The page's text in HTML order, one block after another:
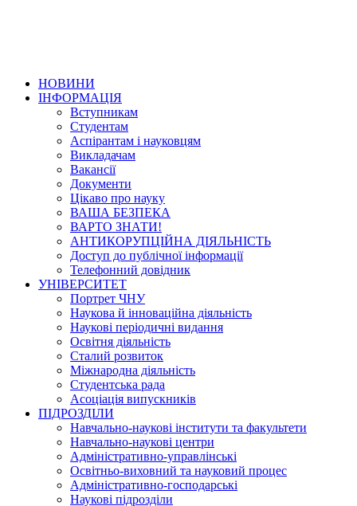
НОВИНИ
ІНФОРМАЦІЯ
Вступникам
Студентам
Аспірантам і науковцям
Викладачам
Вакансії
Документи
Цікаво про науку
ВАША БЕЗПЕКА
ВАРТО ЗНАТИ!
АНТИКОРУПЦІЙНА ДІЯЛЬНІСТЬ
Доступ до публічної інформації
Телефонний довідник
УНІВЕРСИТЕТ
Портрет ЧНУ
Наукова й інноваційна діяльність
Наукові періодичні видання
Освітня діяльність
Сталий розвиток
Міжнародна діяльність
Студентська рада
Асоціація випускників
ПІДРОЗДІЛИ
Навчально-наукові інститути та факультети
Навчально-наукові центри
Адміністративно-управлінські
Освітньо-виховний та науковий процес
Адміністративно-господарські
Наукові підрозділи